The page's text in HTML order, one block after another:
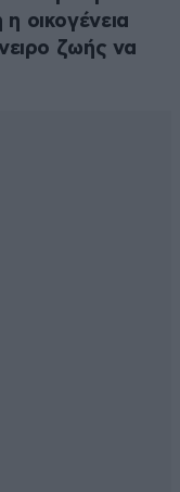
οικογένεια
ζωής να